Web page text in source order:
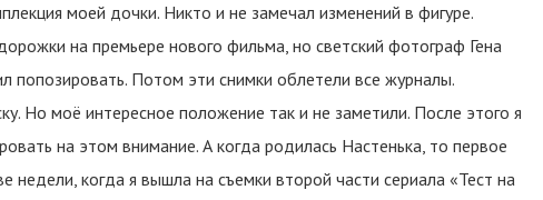
моей дочки. Никто и не замечал изменений в фигуре.
на премьере нового фильма, но светский фотограф Гена
попозировать. Потом эти снимки облетели все журналы.
Но моё интересное положение так и не заметили. После этого я
на этом внимание. А когда родилась Настенька, то первое
когда я вышла на съемки второй части сериала «Тест на